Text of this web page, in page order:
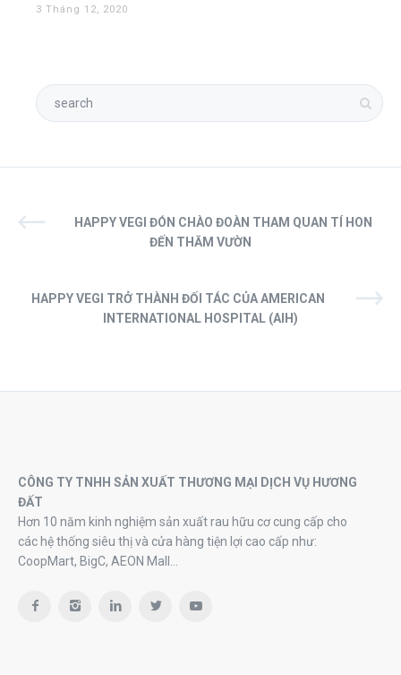
3 Tháng 12, 2020
HAPPY VEGI ĐÓN CHÀO ĐOÀN THAM QUAN TÍ HON
ĐẾN THĂM VƯỜN
HAPPY VEGI TRỞ THÀNH ĐỐI TÁC CỦA AMERICAN
INTERNATIONAL HOSPITAL (AIH)
CÔNG TY TNHH SẢN XUẤT THƯƠNG MẠI DỊCH VỤ HƯƠNG
ĐẤT
Hơn 10 năm kinh nghiệm sản xuất rau hữu cơ cung cấp cho
các hệ thống siêu thị và cửa hàng tiện lợi cao cấp như:
CoopMart, BigC, AEON Mall…